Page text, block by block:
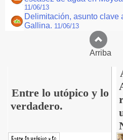
11/06/13
Delimitación, asunto clave
Gallina. 11/06/13
Entre lo utópico y lo
verdadero.